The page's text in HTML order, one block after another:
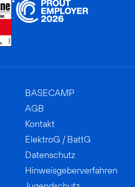
BASECAMP
AGB
Kontakt
ElektroG / BattG
Datenschutz
Hinweisgeberverfahren